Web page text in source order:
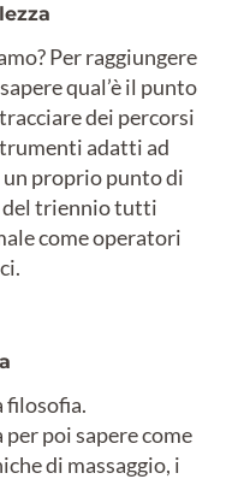
Per raggiungere
qual’è il punto
dei percorsi
adatti ad
un proprio punto di
del triennio tutti
come operatori
filosofia.
poi sapere come
di massaggio, i